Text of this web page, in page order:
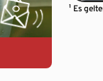
¹ Es